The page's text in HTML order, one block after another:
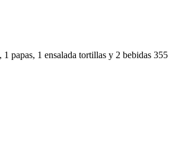
papas, 1 ensalada tortillas y 2 bebidas 355